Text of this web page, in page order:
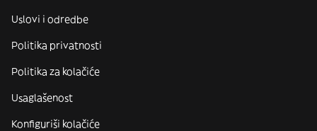
Uslovi i odredbe
Politika privatnosti
Politika za kolačiće
Usaglašenost
Konfiguriši kolačiće